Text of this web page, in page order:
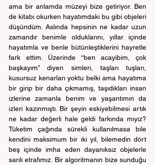
ama bir anlamda müzeyi bize getiriyor. Ben
de kitabı okurken hayatımdaki bu gibi objeleri
düşündüm. Aslında hepsinin ne kadar uzun
zamandır benimle olduklarını, yıllar içinde
hayatımla ve benle bütünleştiklerini hayretle
fark ettim. Üzerinde “ben acayibim, çok
başkayım” diyen simleri, taşları tuşları,
kusursuz kenarları yoktu belki ama hayatıma
bir girip bir daha çıkmamış, taşıdıkları insan
izlerine zamanla benim ve yaşantımın da
izleri kazınmıştı. Bir şeyin eskiyebilmesi artık
ne kadar değerli hale geldi farkında mıyız?
Tüketim çağında sürekli kullanılmasa bile
kendini maksimum bir iki yıl, bilemedin dört
beş içinde imha eden dayanıksız objelerle
sarılı etrafımız. Bir algoritmanın bize sunduğu